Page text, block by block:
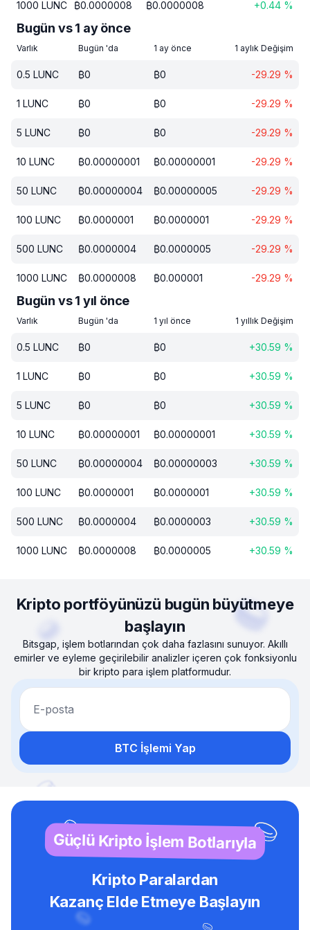
1000 LUNC ₿0.0000008 ₿0.0000008 +0.44 %
Bugün vs 1 ay önce
Varlık Bugün 'da 1 ay önce 1 aylık Değişim
0.5 LUNC ₿0 ₿0 -29.29 %
1 LUNC ₿0 ₿0 -29.29 %
5 LUNC ₿0 ₿0 -29.29 %
10 LUNC ₿0.00000001 ₿0.00000001 -29.29 %
50 LUNC ₿0.00000004 ₿0.00000005 -29.29 %
100 LUNC ₿0.0000001 ₿0.0000001 -29.29 %
500 LUNC ₿0.0000004 ₿0.0000005 -29.29 %
1000 LUNC ₿0.0000008 ₿0.000001 -29.29 %
Bugün vs 1 yıl önce
Varlık Bugün 'da 1 yıl önce 1 yıllık Değişim
0.5 LUNC ₿0 ₿0 +30.59 %
1 LUNC ₿0 ₿0 +30.59 %
5 LUNC ₿0 ₿0 +30.59 %
10 LUNC ₿0.00000001 ₿0.00000001 +30.59 %
50 LUNC ₿0.00000004 ₿0.00000003 +30.59 %
100 LUNC ₿0.0000001 ₿0.0000001 +30.59 %
500 LUNC ₿0.0000004 ₿0.0000003 +30.59 %
1000 LUNC ₿0.0000008 ₿0.0000005 +30.59 %
Kripto portföyünüzü bugün büyütmeye
başlayın
Bitsgap, işlem botlarından çok daha fazlasını sunuyor. Akıllı
emirler ve eyleme geçirilebilir analizler içeren çok fonksiyonlu
bir kripto para işlem platformudur.
E-posta
BTC İşlemi Yap
Güçlü Kripto İşlem Botlarıyla
Kripto Paralardan
Kazanç Elde Etmeye Başlayın